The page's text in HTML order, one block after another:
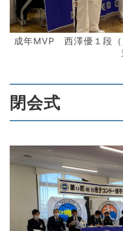
成年MVP 西澤優１段
閉会式